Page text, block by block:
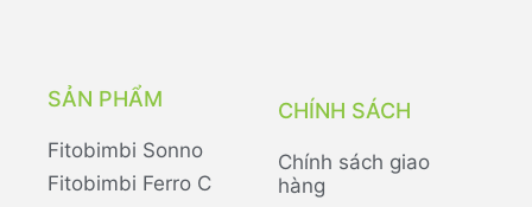
SẢN PHẨM
Fitobimbi Sonno
Fitobimbi Ferro C
CHÍNH SÁCH
Chính sách giao
hàng